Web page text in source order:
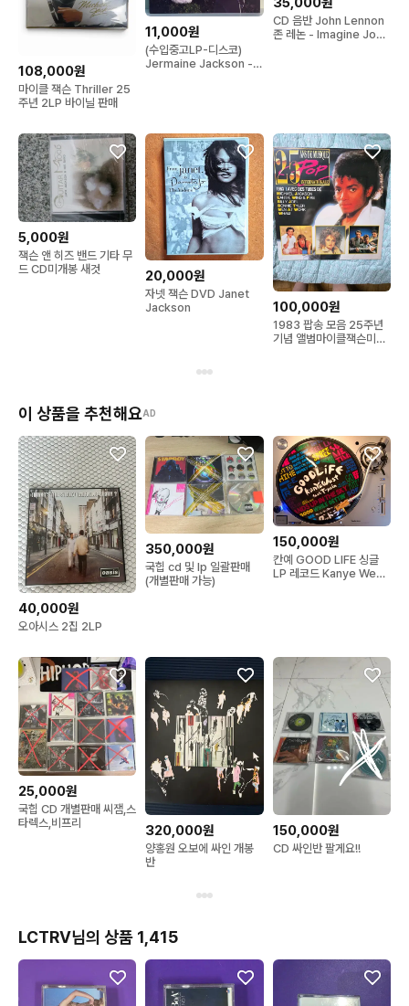
108,000원
마이클 잭슨 Thriller 25
주년 2LP 바이닐 판매
11,000원
(수입중고LP-디스코)
Jermaine Jackson -
CD 음반 John Lennon
존 레논 - Imagine John
5,000원
잭슨 앤 히즈 밴드 기타 무
드 CD미개봉 새것
20,000원
자넷 잭슨 DVD Janet
Jackson
100,000원
1983 팝송 모음 25주년
기념 앨범마이클잭슨미개
이 상품을 추천해요AD
40,000원
오아시스 2집 2LP
350,000원
국힙 cd 및 lp 일괄판매
(개별판매 가능)
150,000원
칸예 GOOD LIFE 싱글
LP 레코드 Kanye West
25,000원
국힙 CD 개별판매 씨잼,스
타렉스,비프리
320,000원
양홍원 오보에 싸인 개봉
반
150,000원
CD 싸인반 팔게요!!
LCTRV님의 상품 1,415